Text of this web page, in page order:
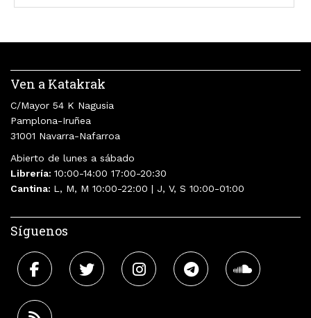
Ven a Katakrak
C/Mayor 54 K Nagusia
Pamplona-Iruñea
31001 Navarra-Nafarroa
Abierto de lunes a sábado
Librería: 10:00-14:00 17:00-20:30
Cantina: L, M, M 10:00-22:00 | J, V, S 10:00-01:00
Síguenos